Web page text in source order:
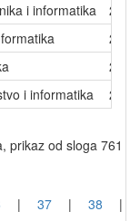
i informatika
i informatika
prikaz od sloga 761
| 37 | 38 |